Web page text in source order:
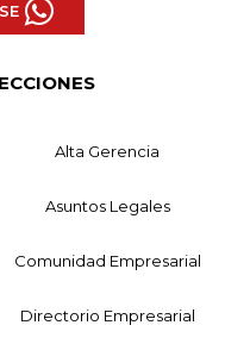
Alta Gerencia
Asuntos Legales
Comunidad Empresarial
Directorio Empresarial